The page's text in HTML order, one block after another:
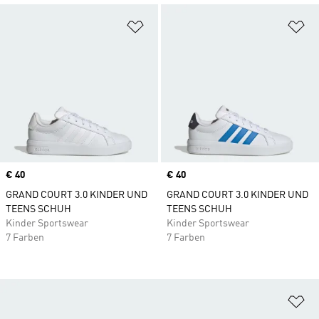
Price
€ 40
GRAND COURT 3.0 KINDER UND
TEENS SCHUH
Kinder Sportswear
7 Farben
Price
€ 40
GRAND COURT 3.0 KINDER UND
TEENS SCHUH
Kinder Sportswear
7 Farben